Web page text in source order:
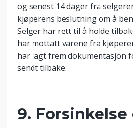
og senest 14 dager fra
kjøperens beslutning om å
Selger har rett til å holde
har mottatt varene fra
har lagt frem dokumentasjon
sendt tilbake.
9. Forsinkelse